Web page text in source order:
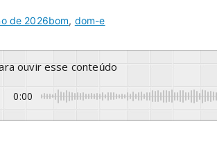
de 2026bom, dom-e
ouvir esse conteúdo
0:00